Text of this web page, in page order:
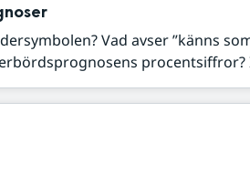
Vad avser ”känns
procentsiffror?